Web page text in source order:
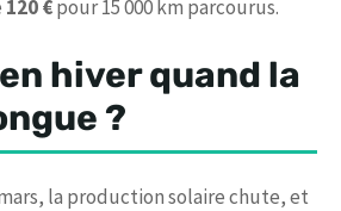
120 €pour 15 000 km parcourus.
hiver quand la
?
la production solaire chute, et